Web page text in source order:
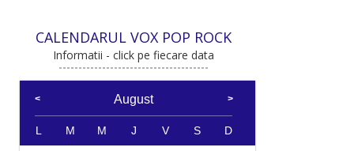
CALENDARUL VOX POP ROCK
Informatii - click pe fiecare data
August
L M M J V S D